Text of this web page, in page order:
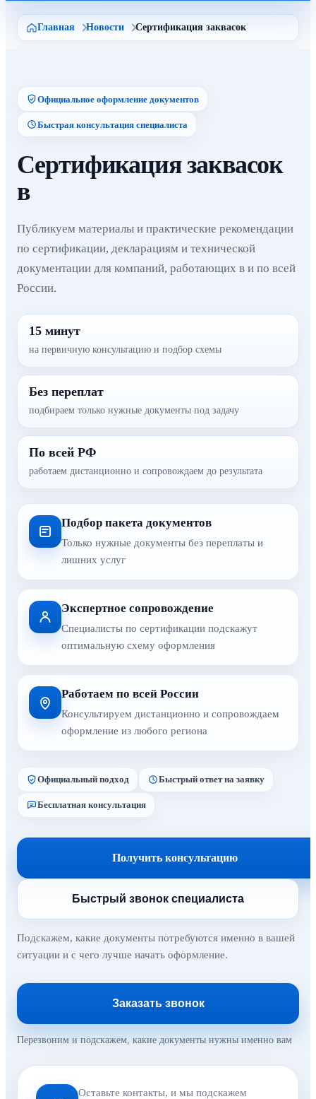
Главная Новости Сертификация заквасок
Официальное оформление документов
Быстрая консультация специалиста
Сертификация заквасок
в
Публикуем материалы и практические рекомендации
по сертификации, декларациям и технической
документации для компаний, работающих в и по всей
России.
15 минут
на первичную консультацию и подбор схемы
Без переплат
подбираем только нужные документы под задачу
По всей РФ
работаем дистанционно и сопровождаем до результата
Подбор пакета документов
Только нужные документы без переплаты и
лишних услуг
Экспертное сопровождение
Специалисты по сертификации подскажут
оптимальную схему оформления
Работаем по всей России
Консультируем дистанционно и сопровождаем
оформление из любого региона
Официальный подход Быстрый ответ на заявку
Бесплатная консультация
Получить консультацию
Быстрый звонок специалиста
Подскажем, какие документы потребуются именно в вашей
ситуации и с чего лучше начать оформление.
Заказать звонок
Перезвоним и подскажем, какие документы нужны именно вам
Оставьте контакты, и мы подскажем